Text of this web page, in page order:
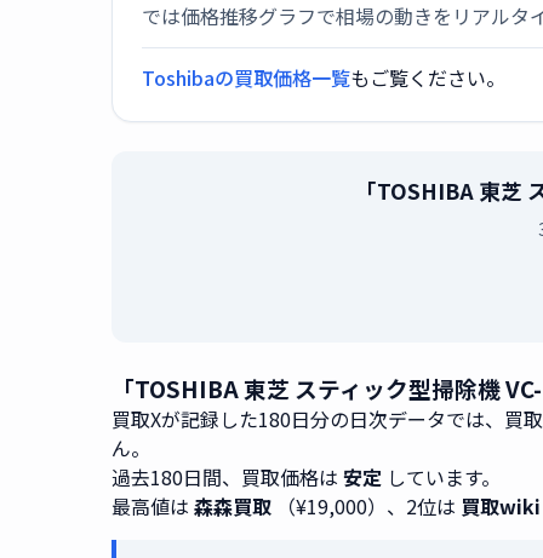
では価格推移グラフで相場の動きをリアルタ
Toshibaの買取価格一覧もご覧ください。
「TOSHIBA 東芝
「TOSHIBA 東芝 スティック型掃除機
買取Xが記録した180日分の日次データでは、買
ん。
過去180日間、買取価格は 安定 しています。
最高値は 森森買取 （¥19,000）、2位は 買取wiki